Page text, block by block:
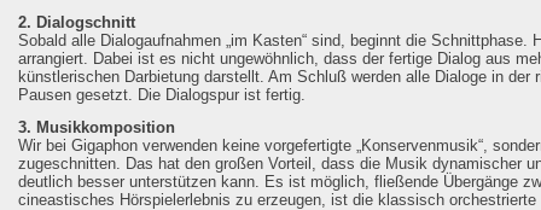
2. Dialogschnitt
Sobald alle Dialogaufnahmen „im Kasten“ sind, beginnt die
arrangiert. Dabei ist es nicht ungewöhnlich, dass der fertige Dialog aus
künstlerischen Darbietung darstellt. Am Schluß werden alle Dialoge in
Pausen gesetzt. Die Dialogspur ist fertig.
3. Musikkomposition
Wir bei Gigaphon verwenden keine vorgefertigte „Konservenmusik“,
zugeschnitten. Das hat den großen Vorteil, dass die Musik dynamischer
deutlich besser unterstützen kann. Es ist möglich, fließende Übergänge
cineastisches Hörspielerlebnis zu erzeugen, ist die klassisch